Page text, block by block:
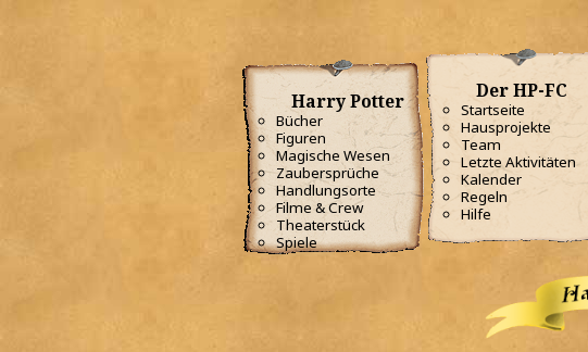
Harry Potter
Bücher
Figuren
Magische Wesen
Zaubersprüche
Handlungsorte
Filme & Crew
Theaterstück
Spiele
Der HP-FC
Startseite
Hausprojekte
Team
Letzte Aktivitäten
Kalender
Regeln
Hilfe